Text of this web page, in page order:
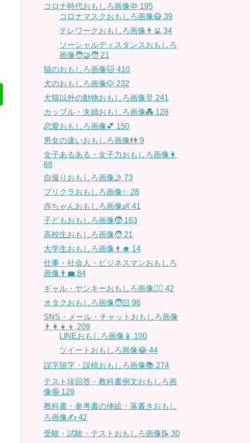
コロナ時代おもしろ画像🦠 195
コロナマスクおもしろ画像😷 39
テレワークおもしろ画像👨‍💻 34
ソーシャルディスタンスおもしろ
画像🧑‍🤝‍🧑 21
猫のおもしろ画像🐱 410
犬のおもしろ画像🐶 232
犬猫以外の動物おもしろ画像🐰 241
カップル・夫婦おもしろ画像💑 128
恋愛おもしろ画像💕 150
男女の違いおもしろ画像👫 9
女子あるある・女子力おもしろ画像👩
68
自撮りおもしろ画像🤳 73
プリクラおもしろ画像✨ 28
赤ちゃんおもしろ画像👶 41
子どもおもしろ画像🧒 163
高校生おもしろ画像🧑 21
大学生おもしろ画像👨‍🎓 14
仕事・社会人・ビジネスマンおもしろ
画像👨‍💼 84
ギャル・ヤンキーおもしろ画像👱‍♀️ 42
オタクおもしろ画像🧑🏻 96
SNS・メール・チャットおもしろ画像
👨‍👩‍👧‍👦 209
LINEおもしろ画像📱 100
ツイートおもしろ画像😂 44
誤字脱字・誤植おもしろ画像📚 274
テスト珍回答・教科書例文おもしろ画
像🤪 129
教科書・参考書の挿絵・落書きおもし
ろ画像✍️ 42
受験・試験・テストおもしろ画像📝 30